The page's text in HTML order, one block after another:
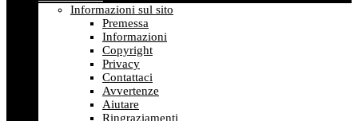
Informazioni sul sito
Premessa
Informazioni
Copyright
Privacy
Contattaci
Avvertenze
Aiutare
Ringraziamenti